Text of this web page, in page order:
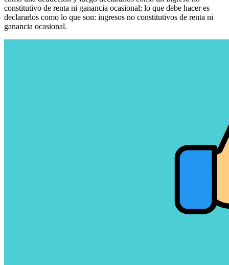
constitutivo de renta ni ganancia ocasional; lo que debe hacer es
declararlos como lo que son: ingresos no constitutivos de renta ni
ganancia ocasional.